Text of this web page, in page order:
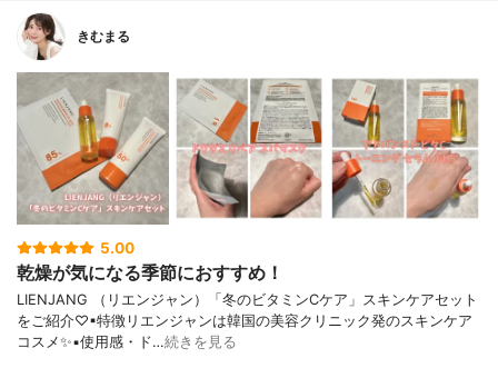
きむまる
5.00
乾燥が気になる季節におすすめ！
LIENJANG （リエンジャン）「冬のビタミンCケア」スキンケアセット
をご紹介♡▪︎特徴リエンジャンは韓国の美容クリニック発のスキンケア
コスメ✨▪︎使用感・ド…続きを見る